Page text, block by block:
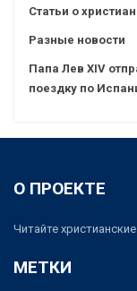
Статьи о
Разные новости
Папа Лев XIV
поездку по
О ПРОЕКТЕ
Читайте
МЕТКИ